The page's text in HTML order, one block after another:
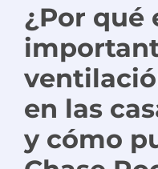
¿Por qué
en las
y cómo